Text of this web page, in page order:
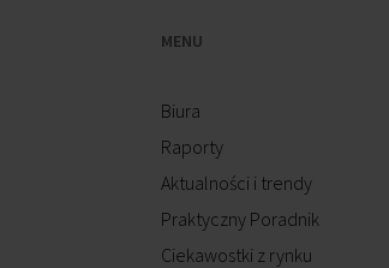
MENU
Biura
Raporty
Aktualności i trendy
Praktyczny Poradnik
Ciekawostki z rynku